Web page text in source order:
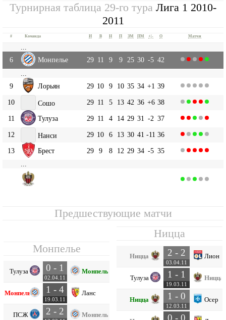
Турнирная таблица 29-го тура Лига 1 2010-
2011
# Команда И В Н П ЗМ ПМ +|- О Матчи
6
Монпелье 29 11 9 9 25 30 -5 42
9
Лорьян 29 10 9 10 35 34 +1 39
10
Сошо 29 11 5 13 42 36 +6 38
11
Тулуза 29 11 4 14 29 31 -2 37
12
Нанси 29 10 6 13 30 41 -11 36
13
Брест 29 9 8 12 29 34 -5 35
Предшествующие матчи
Монпелье
Тулуза 0 - 1
02.04.11
Монпелье
Монпелье 1 - 4
19.03.11
Ланс
ПСЖ 2 - 2 Монпелье
Ницца
Ницца 2 - 2
03.04.11
Лион
Тулуза 1 - 1
19.03.11
Ницца
Ницца 1 - 0
12.03.11
Осер